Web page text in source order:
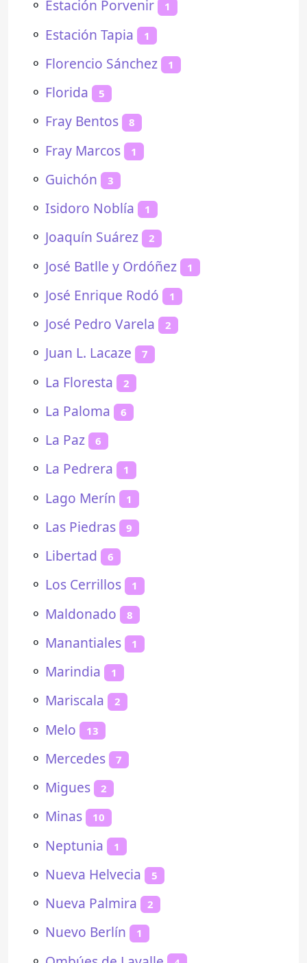
⚬ Estación Porvenir 1
⚬ Estación Tapia 1
⚬ Florencio Sánchez 1
⚬ Florida 5
⚬ Fray Bentos 8
⚬ Fray Marcos 1
⚬ Guichón 3
⚬ Isidoro Noblía 1
⚬ Joaquín Suárez 2
⚬ José Batlle y Ordóñez 1
⚬ José Enrique Rodó 1
⚬ José Pedro Varela 2
⚬ Juan L. Lacaze 7
⚬ La Floresta 2
⚬ La Paloma 6
⚬ La Paz 6
⚬ La Pedrera 1
⚬ Lago Merín 1
⚬ Las Piedras 9
⚬ Libertad 6
⚬ Los Cerrillos 1
⚬ Maldonado 8
⚬ Manantiales 1
⚬ Marindia 1
⚬ Mariscala 2
⚬ Melo 13
⚬ Mercedes 7
⚬ Migues 2
⚬ Minas 10
⚬ Neptunia 1
⚬ Nueva Helvecia 5
⚬ Nueva Palmira 2
⚬ Nuevo Berlín 1